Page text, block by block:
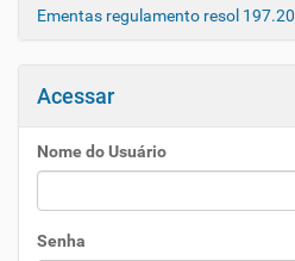
Ementas regulamento resol
Acessar
Nome do Usuário
Senha